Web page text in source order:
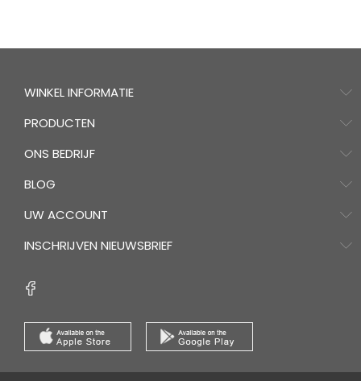
WINKEL INFORMATIE
PRODUCTEN
ONS BEDRIJF
BLOG
UW ACCOUNT
INSCHRIJVEN NIEUWSBRIEF